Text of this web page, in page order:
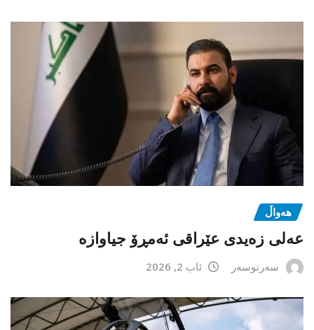
هەواڵ
عەلی زەیدی عێراقی ئەمڕۆ جیاوازە
سەرنوسەر ئاب 2, 2026